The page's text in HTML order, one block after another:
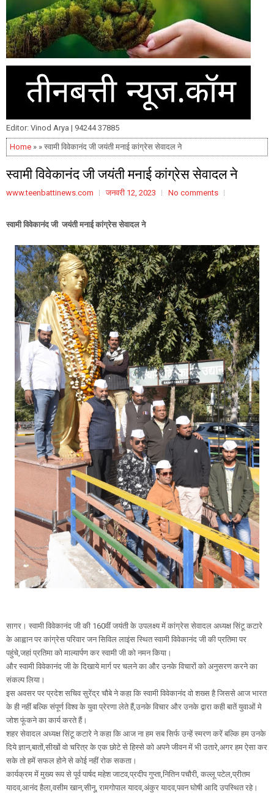
Editor: Vinod Arya | 94244 37885
Home » » स्वामी विवेकानंद जी जयंती मनाई कांग्रेस सेवादल ने
स्वामी विवेकानंद जी जयंती मनाई कांग्रेस सेवादल ने
www.teenbattinews.com जनवरी 12, 2023 No comments
स्वामी विवेकानंद जी जयंती मनाई कांग्रेस सेवादल ने
सागर। स्वामी विवेकानंद जी की 160वीं जयंती के उपलक्ष्य में कांग्रेस सेवादल अध्यक्ष सिंटू कटारे
के आह्वान पर कांग्रेस परिवार जन सिविल लाइंस स्थित स्वामी विवेकानंद जी की प्रतिमा पर
पहुंचे,जहां प्रतिमा को माल्यार्पण कर स्वामी जी को नमन किया।
और स्वामी विवेकानंद जी के दिखाये मार्ग पर चलने का और उनके विचारों को अनुसरण करने का
संकल्प लिया।
इस अवसर पर प्रदेश सचिव सुरेंद्र चौबे ने कहा कि स्वामी विवेकानंद वो शख्स है जिससे आज भारत
के ही नहीं बल्कि संपूर्ण विश्व के युवा प्रेरणा लेते हैं,उनके विचार और उनके द्वारा कही बातें युवाओं मे
जोश फूंकने का कार्य करते हैं।
शहर सेवादल अध्यक्ष सिंटू कटारे ने कहा कि आज ना हम सब सिर्फ उन्हें स्मरण करें बल्कि हम उनके
दिये ज्ञान,बातों,सीखों वो चरित्र के एक छोटे से हिस्से को अपने जीवन में भी उतारे,अगर हम ऐसा कर
सके तो हमें सफल होने से कोई नहीं रोक सकता।
कार्यक्रम में मुख्य रूप से पूर्व पार्षद महेश जाटव,प्रदीप गुप्ता,नितिन पचौरी, कल्लू पटेल,प्रीतम
यादव,आनंद हैला,वसीम खान,सीनू, रामगोपाल यादव,अंकुर यादव,पवन घोषी आदि उपस्थित रहे।